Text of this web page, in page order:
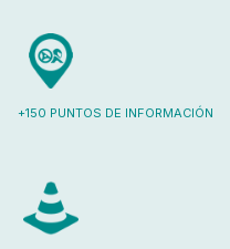
+150 PUNTOS DE INFORMACIÓN